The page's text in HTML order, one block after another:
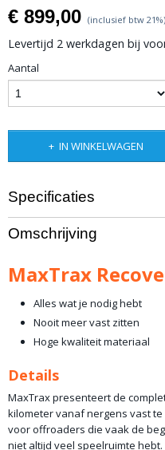
€ 899,00 (inclusief btw 21%)
Levertijd 2 werkdagen bij
Aantal
IN WINKELWAGEN
Specificaties
Productcode leverancier
MT-RK-BU
4,00 Kg
Omschrijving
MaxTrax
Alles wat je nodig hebt
Nooit meer vast zitten
Hoge kwaliteit materiaal
Details
MaxTrax presenteert de
kilometer vanaf nergens vast te
voor offroaders die vaak de
niet altijd veel speelruimte